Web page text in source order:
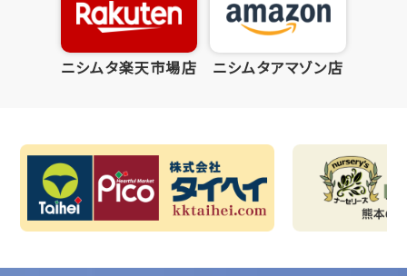
ニシムタ楽天市場店 ニシムタアマゾン店